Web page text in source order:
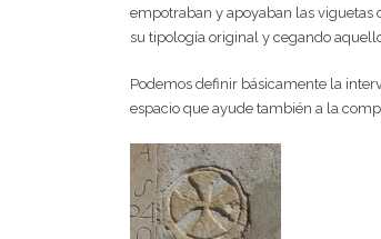
empotraban y apoyaban las viguetas
su tipología original y cegando
Podemos definir básicamente la
espacio que ayude también a la